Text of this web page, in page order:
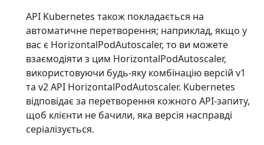
API Kubernetes також покладається на
автоматичне перетворення; наприклад, якщо у
вас є HorizontalPodAutoscaler, то ви можете
взаємодіяти з цим HorizontalPodAutoscaler,
використовуючи будь-яку комбінацію версій v1
та v2 API HorizontalPodAutoscaler. Kubernetes
відповідає за перетворення кожного API-запиту,
щоб клієнти не бачили, яка версія насправді
серіалізується.